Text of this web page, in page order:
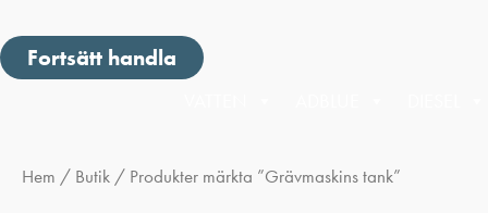
Fortsätt handla
Hem / Butik / Produkter märkta ”Grävmaskins tank”